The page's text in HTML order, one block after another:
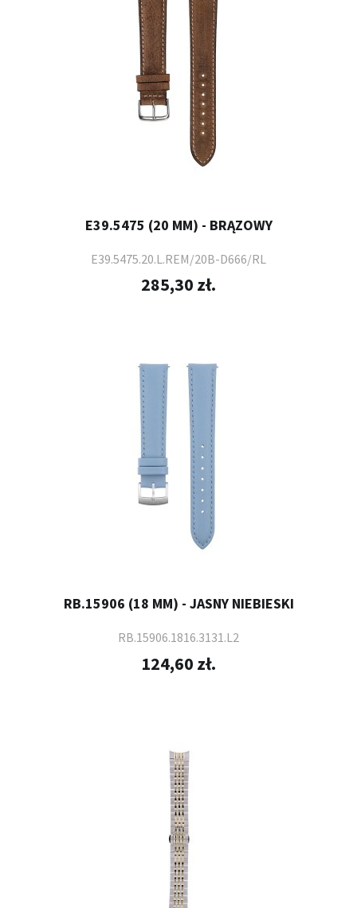
E39.5475 (20 MM) - BRĄZOWY
E39.5475.20.L.REM/20B-D666/RL
285,30 zł.
RB.15906 (18 MM) - JASNY NIEBIESKI
RB.15906.1816.3131.L2
124,60 zł.